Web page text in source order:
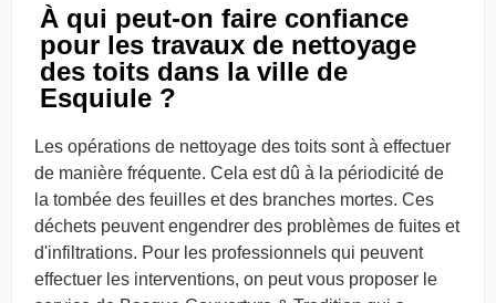
À qui peut-on faire confiance
pour les travaux de nettoyage
des toits dans la ville de
Esquiule ?
Les opérations de nettoyage des toits sont à effectuer
de manière fréquente. Cela est dû à la périodicité de
la tombée des feuilles et des branches mortes. Ces
déchets peuvent engendrer des problèmes de fuites et
d'infiltrations. Pour les professionnels qui peuvent
effectuer les interventions, on peut vous proposer le